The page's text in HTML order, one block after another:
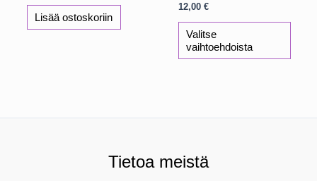
Lisää ostoskoriin
12,00 €
Valitse
vaihtoehdoista
Tällä
on
Tietoa meistä